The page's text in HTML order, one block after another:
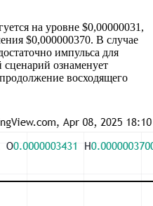
на уровне $0,00000031,
$0,000000370. В случае
импульса для
ознаменует
восходящего